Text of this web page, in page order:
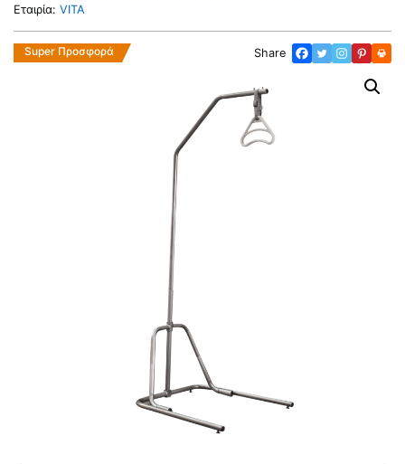
Εταιρία: VITA
Share
Super Προσφορά